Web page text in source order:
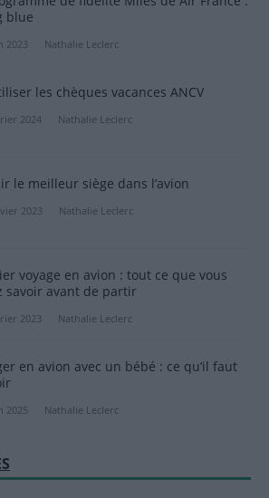
blue
2023 Nathalie Leclerc
les chèques vacances ANCV
2024 Nathalie Leclerc
le meilleur siège dans l’avion
2023 Nathalie Leclerc
voyage en avion : tout ce que vous
savoir avant de partir
2023 Nathalie Leclerc
en avion avec un bébé : ce qu’il faut
2025 Nathalie Leclerc